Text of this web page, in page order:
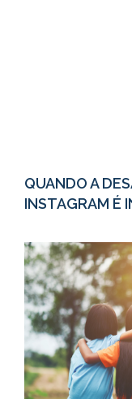
QUANDO A
INSTAGRAM É